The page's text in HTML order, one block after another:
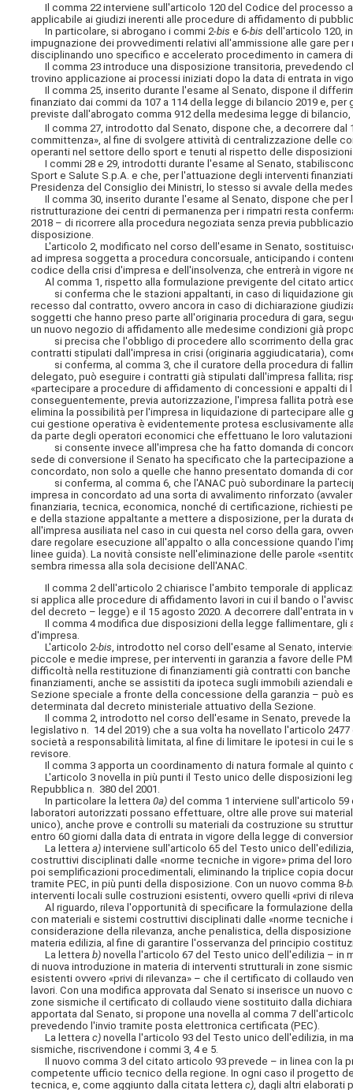
Il comma 22 interviene sull'articolo 120 del Codice del processo
applicabile ai giudizi inerenti alle procedure di affidamento di
In particolare, si abrogano i commi 2-bis e 6-bis dell'articolo 120,
impugnazione dei provvedimenti relativi all'ammissione alle gare
disciplinando uno specifico e accelerato procedimento in camera
Il comma 23 introduce una disposizione transitoria, prevedendo
trovino applicazione ai processi iniziati dopo la data di entrata in
Il comma 25, inserito durante l'esame al Senato, dispone il
finanziato dai commi da 107 a 114 della legge di bilancio 2019 e,
previste dall'abrogato comma 912 della medesima legge di
Il comma 27, introdotto dal Senato, dispone che, a decorrere dal
committenza», al fine di svolgere attività di centralizzazione delle
operanti nel settore dello sport e tenuti al rispetto delle
I commi 28 e 29, introdotti durante l'esame al Senato,
Sport e Salute S.p.A. e che, per l'attuazione degli interventi
Presidenza del Consiglio dei Ministri, lo stesso si avvale della
Il comma 30, inserito durante l'esame al Senato, dispone che
ristrutturazione dei centri di permanenza per i rimpatri resta
2018 – di ricorrere alla procedura negoziata senza previa
disposizione.
L'articolo 2, modificato nel corso dell'esame in Senato,
ad impresa soggetta a procedura concorsuale, anticipando i
codice della crisi d'impresa e dell'insolvenza, che entrerà in vigore
Al comma 1, rispetto alla formulazione previgente del citato
si conferma che le stazioni appaltanti, in caso di liquidazione
recesso dal contratto, ovvero ancora in caso di dichiarazione
soggetti che hanno preso parte all'originaria procedura di gara,
un nuovo negozio di affidamento alle medesime condizioni già
si precisa che l'obbligo di procedere allo scorrimento della
contratti stipulati dall'impresa in crisi (originaria aggiudicataria),
si conferma, al comma 3, che il curatore della procedura di
delegato, può eseguire i contratti già stipulati dall'impresa fallita;
«partecipare a procedure di affidamento di concessioni e appalti
conseguentemente, previa autorizzazione, l'impresa fallita potrà
elimina la possibilità per l'impresa in liquidazione di partecipare
cui gestione operativa è evidentemente protesa esclusivamente
da parte degli operatori economici che effettuano le loro
si consente invece all'impresa che ha fatto domanda di
sede di conversione il Senato ha specificato che la
concordato, non solo a quelle che hanno presentato domanda di
si conferma, al comma 6, che l'ANAC può subordinare la
impresa in concordato ad una sorta di avvalimento rinforzato
finanziaria, tecnica, economica, nonché di certificazione, richiesti
e della stazione appaltante a mettere a disposizione, per la
all'impresa ausiliata nel caso in cui questa nel corso della gara,
dare regolare esecuzione all'appalto o alla concessione quando
linee guida). La novità consiste nell'eliminazione delle parole
sembra rimessa alla sola decisione dell'ANAC.
Il comma 2 dell'articolo 2 chiarisce l'ambito temporale di
si applica alle procedure di affidamento lavori in cui il bando o
del decreto – legge) e il 15 agosto 2020. A decorrere dall'entrata
Il comma 4 modifica due disposizioni della legge fallimentare, gli
d'impresa.
L'articolo 2-bis, introdotto nel corso dell'esame al Senato,
piccole e medie imprese, per interventi in garanzia a favore delle
difficoltà nella restituzione di finanziamenti già contratti con
finanziamenti, anche se assistiti da ipoteca sugli immobili aziendali
Sezione speciale a fronte della concessione della garanzia – può
determinata dal decreto ministeriale attuativo della Sezione.
Il comma 2, introdotto nel corso dell'esame in Senato, prevede
legislativo n. 14 del 2019) che a sua volta ha novellato l'articolo
società a responsabilità limitata, al fine di limitare le ipotesi in cui
revisore.
Il comma 3 apporta un coordinamento di natura formale al
L'articolo 3 novella in più punti il Testo unico delle disposizioni
Repubblica n. 380 del 2001.
In particolare la lettera0a) del comma 1 interviene sull'articolo
laboratori autorizzati possano effettuare, oltre alle prove sui
unico), anche prove e controlli su materiali da costruzione su
entro 60 giorni dalla data di entrata in vigore della legge di
La letteraa) interviene sull'articolo 65 del Testo unico
costruttivi disciplinati dalle «norme tecniche in vigore» prima del
poi semplificazioni procedimentali, eliminando la triplice copia
tramite PEC, in più punti della disposizione. Con un nuovo comma 8-
interventi locali sulle costruzioni esistenti, ovvero quelli «privi di
Al riguardo, rileva l'opportunità di specificare la formulazione
con materiali e sistemi costruttivi disciplinati dalle «norme
considerazione della rilevanza, anche penalistica, della
materia edilizia, al fine di garantire l'osservanza del principio
La letterab) novella l'articolo 67 del Testo unico dell'edilizia – in
di nuova introduzione in materia di interventi strutturali in zone
esistenti ovvero «privi di rilevanza» – che il certificato di collaudo
lavori. Con una modifica approvata dal Senato si inserisce un nuovo
zone sismiche il certificato di collaudo viene sostituito dalla
apportata dal Senato, si propone una novella al comma 7
prevedendo l'invio tramite posta elettronica certificata (PEC).
La letterac) novella l'articolo 93 del Testo unico dell'edilizia, in
sismiche, riscrivendone i commi 3, 4 e 5.
Il nuovo comma 3 del citato articolo 93 prevede – in linea con la
competente ufficio tecnico della regione. In ogni caso il progetto
tecnica, e, come aggiunto dalla citata letterac), dagli altri elaborati